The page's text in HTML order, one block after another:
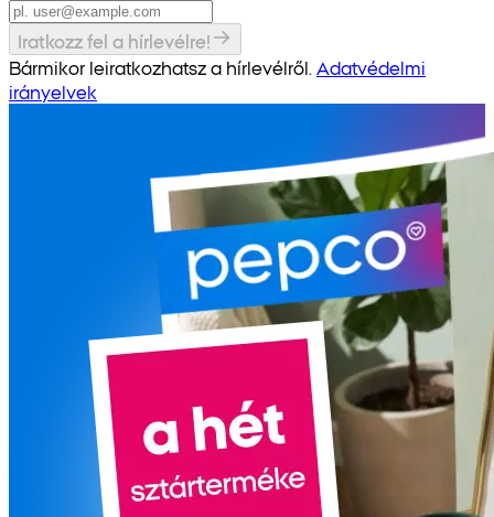
Iratkozz fel a hírlevélre!
Bármikor leiratkozhatsz a hírlevélről. Adatvédelmi
irányelvek